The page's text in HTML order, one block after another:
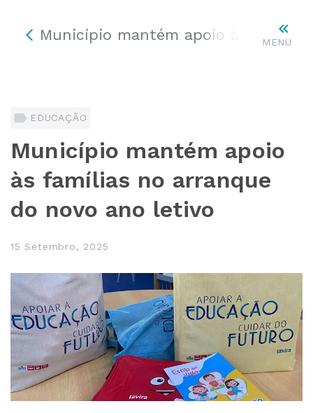
MENU
Município mantém apoio às
EDUCAÇÃO
Município mantém apoio
às famílias no arranque
do novo ano letivo
15 Setembro, 2025